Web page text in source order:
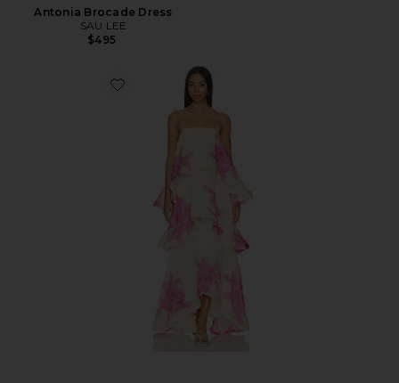
Antonia Brocade Dress
SAU LEE
$495